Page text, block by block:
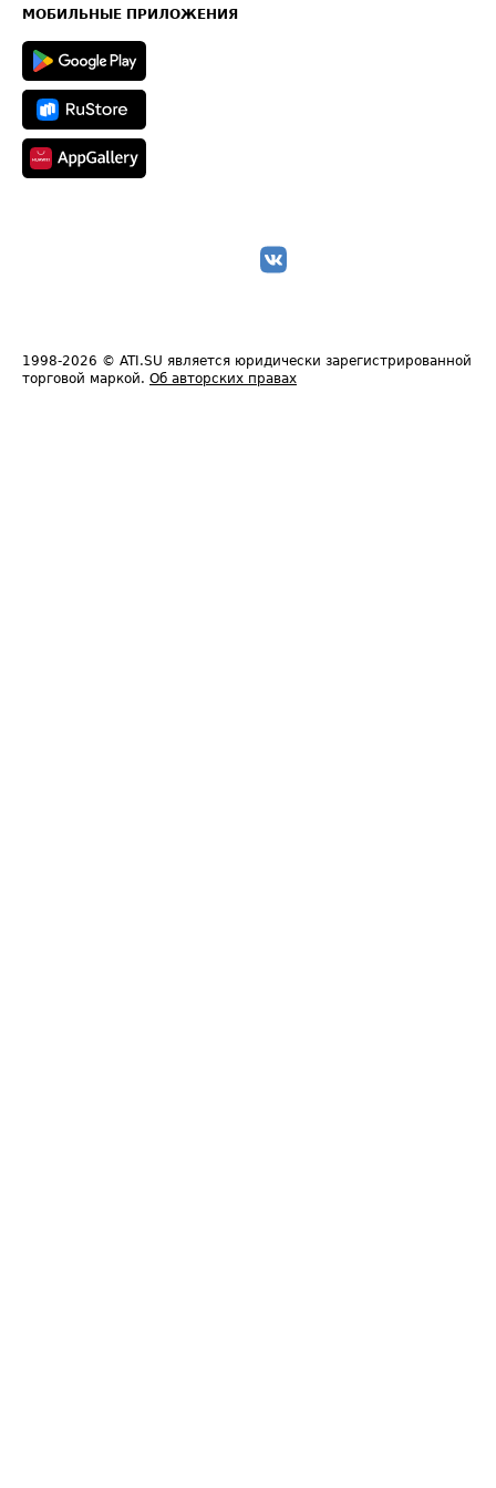
Техническая информация
МОБИЛЬНЫЕ ПРИЛОЖЕНИЯ
1998-2026 © ATI.SU является юридически зарегистрированной
торговой маркой. Об авторских правах